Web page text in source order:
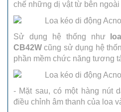
chế những dị vật từ bên ngoài
Sử dụng hệ thống như
CB42W cũng sử dụng hệ
phần mềm chức năng tương
- Mặt sau, có một hàng nút
điều chỉnh âm thanh của loa